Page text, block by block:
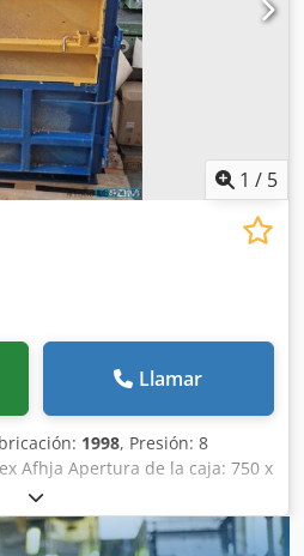
1 / 5
Llamar
1998, Presión: 8
Afhja Apertura de la caja: 750 x
caja: 450 mm Material: cartón,
inserción: 690 x 500 mm
de transporte de la